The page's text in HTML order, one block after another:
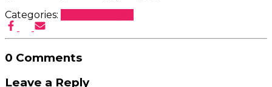
Categories:
0 Comments
Leave a Reply